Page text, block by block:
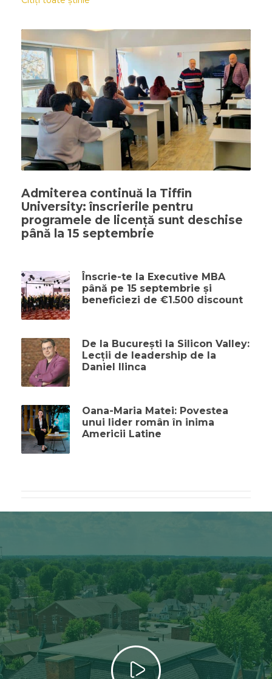
Admiterea continuă la Tiffin
University: înscrierile pentru
programele de licență sunt deschise
până la 15 septembrie
Înscrie-te la Executive MBA
până pe 15 septembrie și
beneficiezi de €1.500 discount
De la București la Silicon Valley:
Lecții de leadership de la
Daniel Ilinca
Oana-Maria Matei: Povestea
unui lider român în inima
Americii Latine